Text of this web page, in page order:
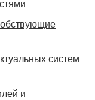
систем
и